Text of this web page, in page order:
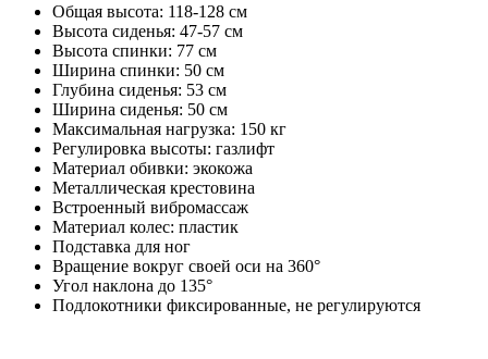
Общая высота: 118-128 см
Высота сиденья: 47-57 см
Высота спинки: 77 см
Ширина спинки: 50 см
Глубина сиденья: 53 см
Ширина сиденья: 50 см
Максимальная нагрузка: 150 кг
Регулировка высоты: газлифт
Материал обивки: экокожа
Металлическая крестовина
Встроенный вибромассаж
Материал колес: пластик
Подставка для ног
Вращение вокруг своей оси на 360°
Угол наклона до 135°
Подлокотники фиксированные, не регулируются